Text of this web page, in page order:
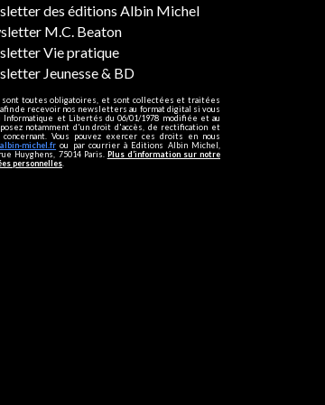
Personnalisez vos préférences pour
des éditions Albin Michel
M.C. Beaton
Vie pratique
Jeunesse & BD
sont toutes obligatoires, et sont collectées et traitées
de recevoir nos newsletters au format digital si vous
Informatique et Libertés du 06/01/1978 modifiée et au
notamment d'un droit d'accès, de rectification et
concernant. Vous pouvez exercer ces droits en nous
michel.fr ou par courrier à Editions Albin Michel,
Huyghens, 75014 Paris. Plus d’information sur notre
personnelles